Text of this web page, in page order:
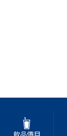
飲品價目